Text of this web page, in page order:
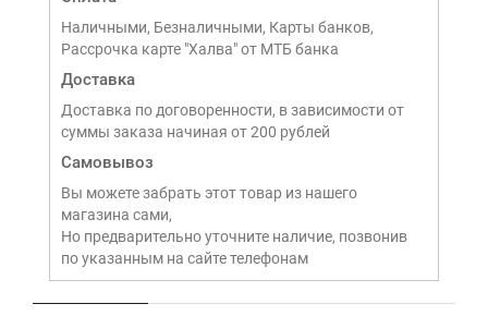
Наличными, Безналичными, Карты банков,
Рассрочка карте "Халва" от МТБ банка
Доставка
Доставка по договоренности, в зависимости от
суммы заказа начиная от 200 рублей
Самовывоз
Вы можете забрать этот товар из нашего
магазина сами,
Но предварительно уточните наличие, позвонив
по указанным на сайте телефонам